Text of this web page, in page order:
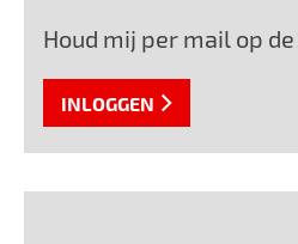
Houd mij per mail op
INLOGGEN